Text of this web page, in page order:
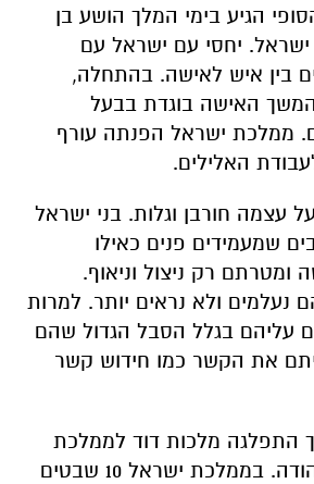
הגיע בימי המלך הושע בן
ישראל. יחסי עם ישראל עם
בין איש לאישה. בהתחלה,
האישה בוגדת בבעל
ממלכת ישראל הפנתה עורף
האלילים.
עצמה חורבן וגלות. בני ישראל
שמעמידים פנים כאילו
ומטרתם רק ניצול וניאוף.
נעלמים ולא נראים יותר. למרות
עליהם בגלל הסבל הגדול שהם
את הקשר כמו חידוש קשר
התפלגה מלכות דוד לממלכת
ישראל וממלכת יהודה. בממלכת ישראל 10 שבטים